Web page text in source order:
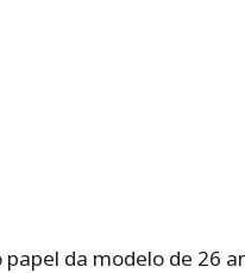
da modelo de 26